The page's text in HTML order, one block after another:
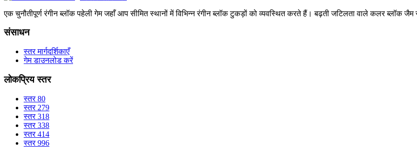
एक चुनौतीपूर्ण रंगीन ब्लॉक पहेली गेम जहाँ आप सीमित स्थानों में विभिन्न रंगीन ब्लॉक टुकड़ों को व्यवस्थित करते हैं। बढ़ती जटिलता वाले कलर ब्लॉक
संसाधन
स्तर मार्गदर्शिकाएँ
गेम डाउनलोड करें
लोकप्रिय स्तर
स्तर 80
स्तर 279
स्तर 318
स्तर 338
स्तर 414
स्तर 996